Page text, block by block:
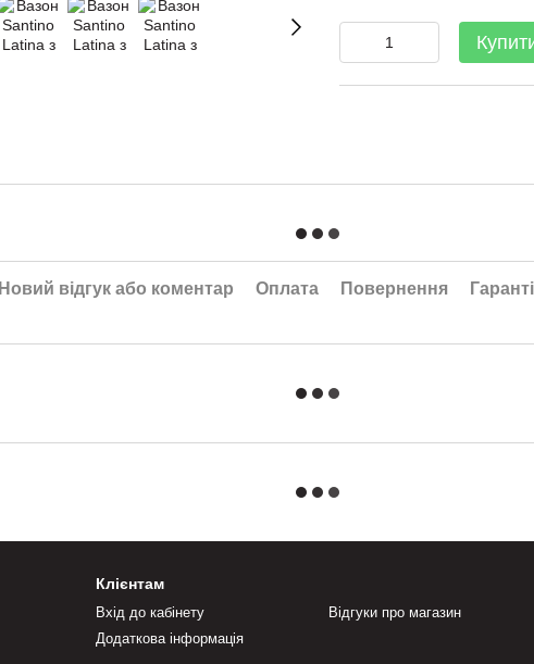
Новий відгук або коментар Оплата Повернення
Клієнтам
Вхід до кабінету
Додаткова інформація
Відгуки про магазин